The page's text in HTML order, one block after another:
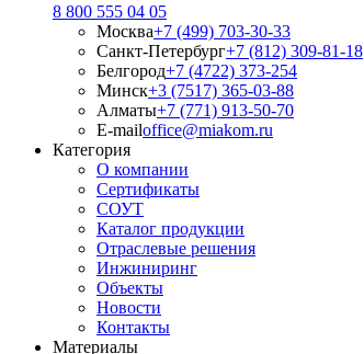
8 800 555 04 05
Москва+7 (499) 703-30-33
Санкт-Петербург+7 (812) 309-81-18
Белгород+7 (4722) 373-254
Минск+3 (7517) 365-03-88
Алматы+7 (771) 913-50-70
E-mailoffice@miakom.ru
Категория
О компании
Сертификаты
СОУТ
Каталог продукции
Отраслевые решения
Инжиниринг
Объекты
Новости
Контакты
Материалы